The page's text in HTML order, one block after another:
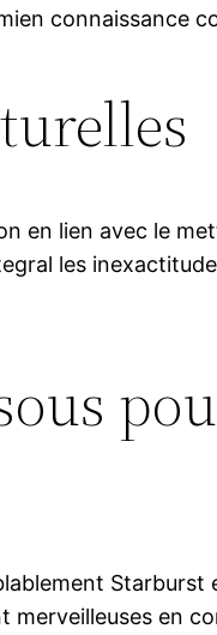
connaissance
en lien avec le
les
Starburst
merveilleuses en